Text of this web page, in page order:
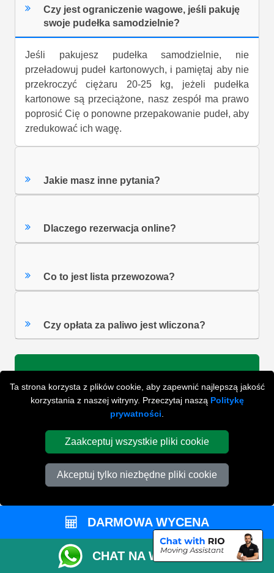
Ta strona korzysta z plików cookie, aby zapewnić najlepszą jakość
korzystania z naszej witryny. Przeczytaj naszą Politykę
prywatności
Zaakceptuj wszystkie pliki cookie
Akceptuj tylko niezbędne pliki cookie
Czy jest ograniczenie wagowe, jeśli pakuję
swoje pudełka samodzielnie?
Jeśli pakujesz pudełka samodzielnie, nie
przeładowuj pudeł kartonowych, i pamiętaj aby nie
przekroczyć ciężaru 20-25 kg, jeżeli pudełka
kartonowe są przeciążone, nasz zespół ma prawo
poprosić Cię o ponowne przepakowanie pudeł, aby
zredukować ich wagę.
Jakie masz inne pytania?
Dlaczego rezerwacja online?
Co to jest lista przewozowa?
Czy opłata za paliwo jest wliczona?
ZOBACZ WSZYSTKIE FAQ'S
WYSZUKAJ W NAJCZĘŚCIEJ ZADAWANYCH
PYTANIACH
ZACZNIJ WPISYWAĆ SWOJE PYTANIE I WYBIERZ Z
DARMOWA WYCENA
CHAT NA WHATSAPP